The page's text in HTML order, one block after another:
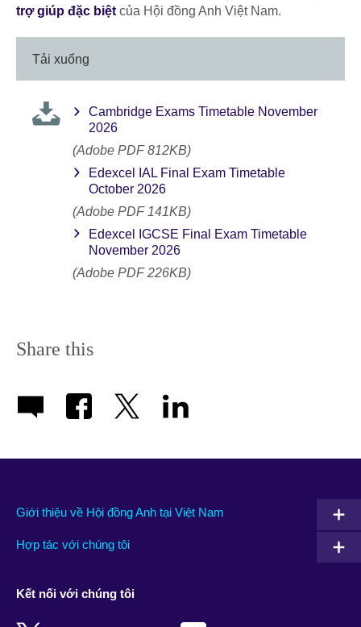
trợ giúp đặc biệtcủa Hội đồng Anh Việt Nam.
Tải xuống
Cambridge Exams Timetable November
2026
(Adobe PDF 812KB)
Edexcel IAL Final Exam Timetable
October 2026
(Adobe PDF 141KB)
Edexcel IGCSE Final Exam Timetable
November 2026
(Adobe PDF 226KB)
Share this
Giới thiệu về Hội đồng Anh tại Việt Nam
Hợp tác với chúng tôi
Kết nối với chúng tôi